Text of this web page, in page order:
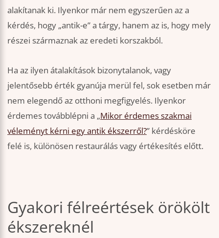
alakítanak ki. Ilyenkor már nem egyszerűen az a
kérdés, hogy „antik-e” a tárgy, hanem az is, hogy mely
részei származnak az eredeti korszakból.
Ha az ilyen átalakítások bizonytalanok, vagy
jelentősebb érték gyanúja merül fel, sok esetben már
nem elegendő az otthoni megfigyelés. Ilyenkor
érdemes továbblépni a „Mikor érdemes szakmai
véleményt kérni egy antik ékszerről?” kérdésköre
felé is, különösen restaurálás vagy értékesítés előtt.
Gyakori félreértések örökölt
ékszereknél